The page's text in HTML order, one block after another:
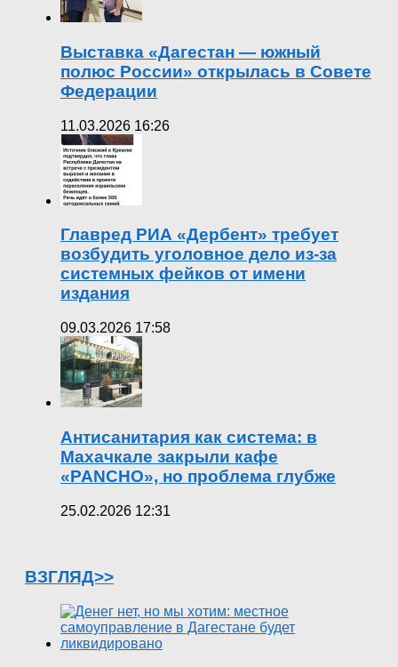
Выставка «Дагестан — южный
полюс России» открылась в Совете
Федерации
11.03.2026 16:26
Главред РИА «Дербент» требует
возбудить уголовное дело из-за
системных фейков от имени
издания
09.03.2026 17:58
Антисанитария как система: в
Махачкале закрыли кафе
«PANCHO», но проблема глубже
25.02.2026 12:31
ВЗГЛЯД>>